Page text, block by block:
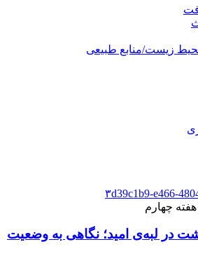
زیست/منابع طبیعی
چهارم
در لبه‌ی امید؛ نگاهی به وضعیت